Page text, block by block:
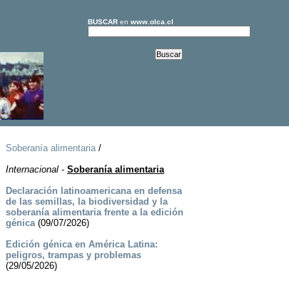
BUSCARen www.olca.cl
Soberanía alimentaria/
Internacional- Soberanía alimentaria
Declaración latinoamericana en defensa
de las semillas, la biodiversidad y la
soberanía alimentaria frente a la edición
génica(09/07/2026)
Edición génica en América Latina:
peligros, trampas y problemas
(29/05/2026)